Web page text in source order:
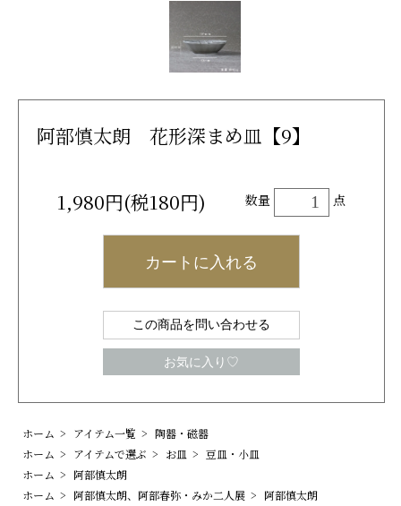
阿部慎太朗 花形深まめ皿【9】
1,980円(税180円) 数量 点
カートに入れる
この商品を問い合わせる
お気に入り♡
ホーム > アイテム一覧 > 陶器・磁器
ホーム > アイテムで選ぶ > お皿 > 豆皿・小皿
ホーム > 阿部慎太朗
ホーム > 阿部慎太朗、阿部春弥・みか二人展 > 阿部慎太朗